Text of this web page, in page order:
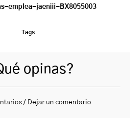
emplea-jaeniii-BX8055003
Tags
opinas?
/ Dejar un comentario